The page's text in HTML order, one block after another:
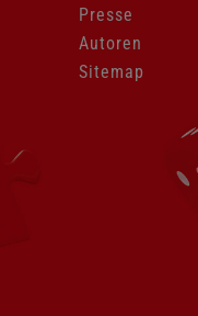
Presse
Autoren
Sitemap